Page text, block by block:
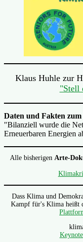
Klaus Huhle zur
"Stell
Daten und Fakten
"Bilanziell wurde die
Erneuerbaren Energien
Alle bisherigen Arte-
Dass Klima und
Kampf für's Klima heißt